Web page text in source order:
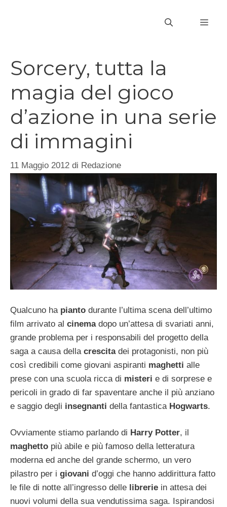
Sorcery, tutta la
magia del gioco
d’azione in una serie
di immagini
11 Maggio 2012 di Redazione
Qualcuno ha pianto durante l’ultima scena dell’ultimo
film arrivato al cinema dopo un’attesa di svariati anni,
grande problema per i responsabili del progetto della
saga a causa della crescita dei protagonisti, non più
così credibili come giovani aspiranti maghetti alle
prese con una scuola ricca di misteri e di sorprese e
pericoli in grado di far spaventare anche il più anziano
e saggio degli insegnanti della fantastica Hogwarts.
Ovviamente stiamo parlando di Harry Potter, il
maghetto più abile e più famoso della letteratura
moderna ed anche del grande schermo, un vero
pilastro per i giovani d’oggi che hanno addirittura fatto
le file di notte all’ingresso delle librerie in attesa dei
nuovi volumi della sua vendutissima saga. Ispirandosi